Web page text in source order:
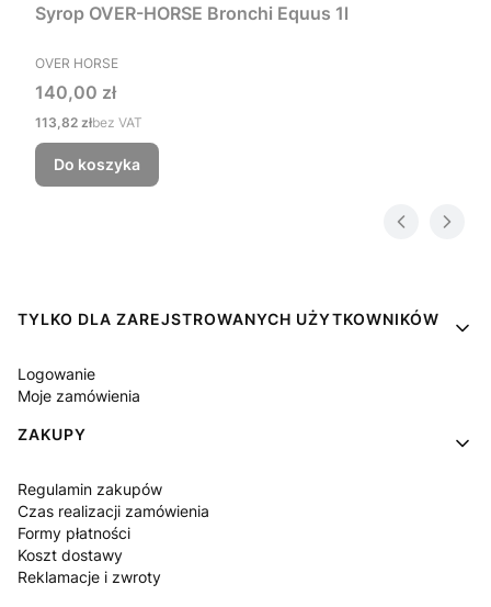
Syrop OVER-HORSE Bronchi Equus 1l
PRODUCENT
OVER HORSE
Cena
140,00 zł
Cena
113,82 złbez VAT
Do koszyka
Linki w stopce
TYLKO DLA ZAREJSTROWANYCH UŻYTKOWNIKÓW
Logowanie
Moje zamówienia
ZAKUPY
Regulamin zakupów
Czas realizacji zamówienia
Formy płatności
Koszt dostawy
Reklamacje i zwroty